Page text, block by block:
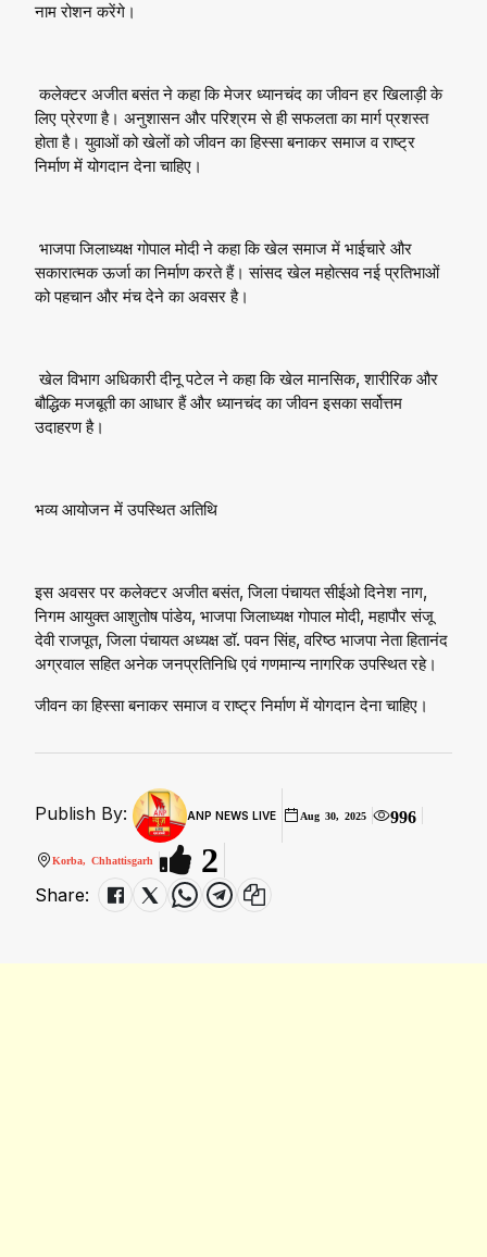
नाम रोशन करेंगे।
कलेक्टर अजीत बसंत ने कहा कि मेजर ध्यानचंद का जीवन हर खिलाड़ी के
लिए प्रेरणा है। अनुशासन और परिश्रम से ही सफलता का मार्ग प्रशस्त
होता है। युवाओं को खेलों को जीवन का हिस्सा बनाकर समाज व राष्ट्र
निर्माण में योगदान देना चाहिए।
भाजपा जिलाध्यक्ष गोपाल मोदी ने कहा कि खेल समाज में भाईचारे और
सकारात्मक ऊर्जा का निर्माण करते हैं। सांसद खेल महोत्सव नई प्रतिभाओं
को पहचान और मंच देने का अवसर है।
खेल विभाग अधिकारी दीनू पटेल ने कहा कि खेल मानसिक, शारीरिक और
बौद्धिक मजबूती का आधार हैं और ध्यानचंद का जीवन इसका सर्वोत्तम
उदाहरण है।
भव्य आयोजन में उपस्थित अतिथि
इस अवसर पर कलेक्टर अजीत बसंत, जिला पंचायत सीईओ दिनेश नाग,
निगम आयुक्त आशुतोष पांडेय, भाजपा जिलाध्यक्ष गोपाल मोदी, महापौर संजू
देवी राजपूत, जिला पंचायत अध्यक्ष डॉ. पवन सिंह, वरिष्ठ भाजपा नेता हितानंद
अग्रवाल सहित अनेक जनप्रतिनिधि एवं गणमान्य नागरिक उपस्थित रहे।
जीवन का हिस्सा बनाकर समाज व राष्ट्र निर्माण में योगदान देना चाहिए।
Publish By: ANP NEWS LIVE Aug 30, 2025 996
Korba, Chhattisgarh 2
Share: